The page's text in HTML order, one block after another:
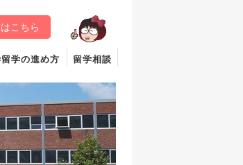
こちら
学の進め方 留学相談